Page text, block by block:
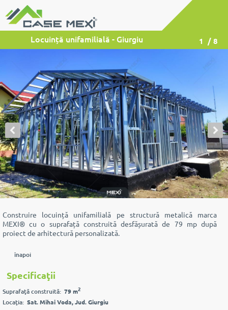
Locuință unifamilială - Giurgiu 1 / 8
Construire locuință unifamilială pe structură metalică marca
MEXI® cu o suprafață construită desfășurată de 79 mp după
proiect de arhitectură personalizată.
înapoi
Specificaţii
Suprafaţă construită: 79 m2
Locaţia: Sat. Mihai Voda, Jud. Giurgiu